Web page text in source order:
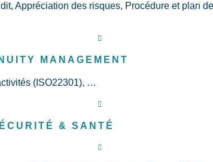
Appréciation des risques, Procédure et plan
MANAGEMENT
(ISO22301), …
& SANTÉ